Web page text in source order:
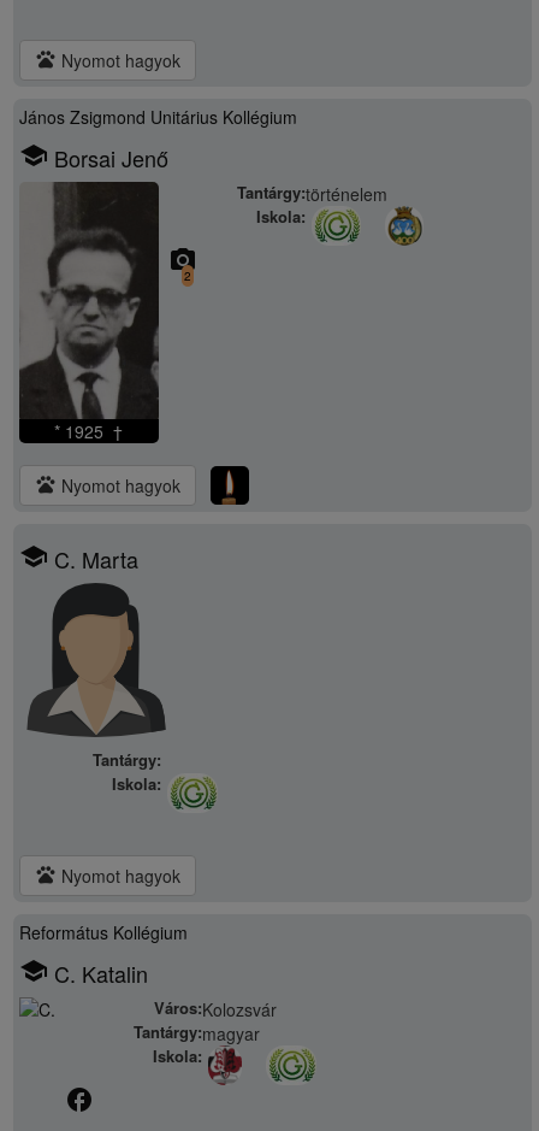
pets Nyomot hagyok
János Zsigmond Unitárius Kollégium
school Borsai Jenő
* 1925 †
Tantárgy:történelem
Iskola:
camera_alt
2
pets Nyomot hagyok
school C. Marta
Tantárgy:
Iskola:
pets Nyomot hagyok
Református Kollégium
school C. Katalin
Város:Kolozsvár
Tantárgy:magyar
Iskola:
facebook